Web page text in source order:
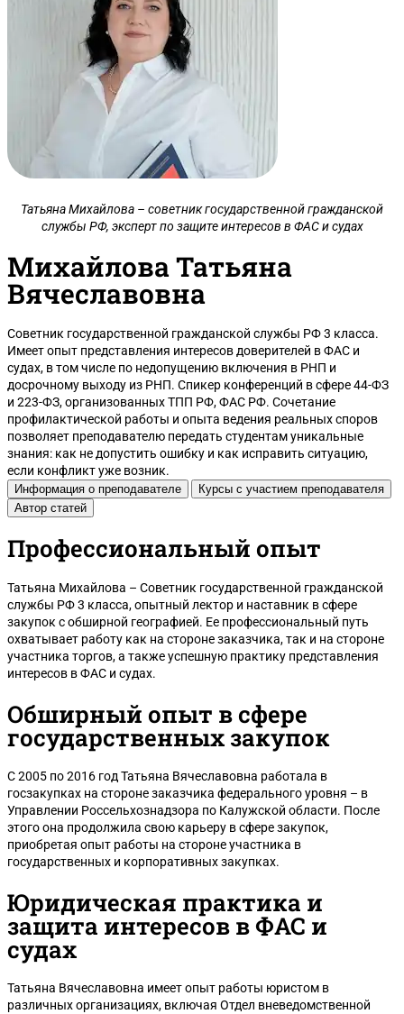
Ульяновск
Татьяна Михайлова – советник государственной гражданской
службы РФ, эксперт по защите интересов в ФАС и судах
Михайлова Татьяна
Вячеславовна
Советник государственной гражданской службы РФ 3 класса.
Имеет опыт представления интересов доверителей в ФАС и
судах, в том числе по недопущению включения в РНП и
досрочному выходу из РНП. Спикер конференций в сфере 44-ФЗ
и 223-ФЗ, организованных ТПП РФ, ФАС РФ. Сочетание
профилактической работы и опыта ведения реальных споров
позволяет преподавателю передать студентам уникальные
знания: как не допустить ошибку и как исправить ситуацию,
если конфликт уже возник.
Информация о преподавателе
Курсы с участием преподавателя
Автор статей
Профессиональный опыт
Татьяна Михайлова – Советник государственной гражданской
службы РФ 3 класса, опытный лектор и наставник в сфере
закупок с обширной географией. Ее профессиональный путь
охватывает работу как на стороне заказчика, так и на стороне
участника торгов, а также успешную практику представления
интересов в ФАС и судах.
Обширный опыт в сфере
государственных закупок
С 2005 по 2016 год Татьяна Вячеславовна работала в
госзакупках на стороне заказчика федерального уровня – в
Управлении Россельхознадзора по Калужской области. После
этого она продолжила свою карьеру в сфере закупок,
приобретая опыт работы на стороне участника в
государственных и корпоративных закупках.
Юридическая практика и
защита интересов в ФАС и
судах
Татьяна Вячеславовна имеет опыт работы юристом в
различных организациях, включая Отдел вневедомственной